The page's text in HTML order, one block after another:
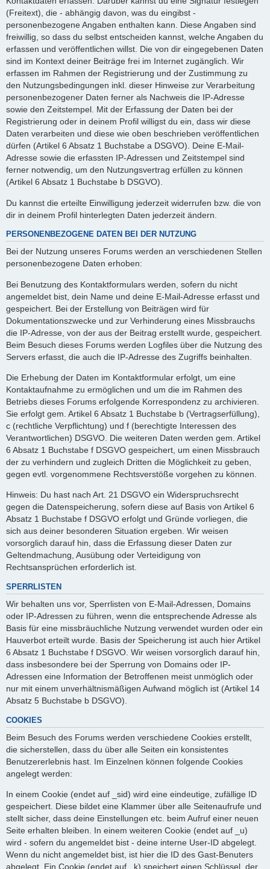
(Freitext), die - abhängig davon, was du eingibst -
personenbezogene Angaben enthalten kann. Diese Angaben sind
freiwillig, so dass du selbst entscheiden kannst, welche Angaben du
erfassen und veröffentlichen willst. Die von dir eingegebenen Daten
sind im Kontext deiner Beiträge frei im Internet zugänglich. Wir
erfassen im Rahmen der Registrierung und der Zustimmung zu
den Nutzungsbedingungen inkl. dieser Hinweise zur Verarbeitung
personenbezogener Daten ferner als Nachweis die IP-Adresse
sowie den Zeitstempel. Mit der Erfassung der Daten bei der
Registrierung oder in deinem Profil willigst du ein, dass wir diese
Daten verarbeiten und diese wie oben beschrieben veröffentlichen
dürfen (Artikel 6 Absatz 1 Buchstabe a DSGVO). Deine E-Mail-
Adresse sowie die erfassten IP-Adressen und Zeitstempel sind
ferner notwendig, um den Nutzungsvertrag erfüllen zu können
(Artikel 6 Absatz 1 Buchstabe b DSGVO).
Du kannst die erteilte Einwilligung jederzeit widerrufen bzw. die von
dir in deinem Profil hinterlegten Daten jederzeit ändern.
PERSONENBEZOGENE DATEN BEI DER NUTZUNG
Bei der Nutzung unseres Forums werden an verschiedenen Stellen
personenbezogene Daten erhoben:
Bei Benutzung des Kontaktformulars werden, sofern du nicht
angemeldet bist, dein Name und deine E-Mail-Adresse erfasst und
gespeichert. Bei der Erstellung von Beiträgen wird für
Dokumentationszwecke und zur Verhinderung eines Missbrauchs
die IP-Adresse, von der aus der Beitrag erstellt wurde, gespeichert.
Beim Besuch dieses Forums werden Logfiles über die Nutzung des
Servers erfasst, die auch die IP-Adresse des Zugriffs beinhalten.
Die Erhebung der Daten im Kontaktformular erfolgt, um eine
Kontaktaufnahme zu ermöglichen und um die im Rahmen des
Betriebs dieses Forums erfolgende Korrespondenz zu archivieren.
Sie erfolgt gem. Artikel 6 Absatz 1 Buchstabe b (Vertragserfüllung),
c (rechtliche Verpflichtung) und f (berechtigte Interessen des
Verantwortlichen) DSGVO. Die weiteren Daten werden gem. Artikel
6 Absatz 1 Buchstabe f DSGVO gespeichert, um einen Missbrauch
der zu verhindern und zugleich Dritten die Möglichkeit zu geben,
gegen evtl. vorgenommene Rechtsverstöße vorgehen zu können.
Hinweis: Du hast nach Art. 21 DSGVO ein Widerspruchsrecht
gegen die Datenspeicherung, sofern diese auf Basis von Artikel 6
Absatz 1 Buchstabe f DSGVO erfolgt und Gründe vorliegen, die
sich aus deiner besonderen Situation ergeben. Wir weisen
vorsorglich darauf hin, dass die Erfassung dieser Daten zur
Geltendmachung, Ausübung oder Verteidigung von
Rechtsansprüchen erforderlich ist.
SPERRLISTEN
Wir behalten uns vor, Sperrlisten von E-Mail-Adressen, Domains
oder IP-Adressen zu führen, wenn die entsprechende Adresse als
Basis für eine missbräuchliche Nutzung verwendet wurden oder ein
Hauverbot erteilt wurde. Basis der Speicherung ist auch hier Artikel
6 Absatz 1 Buchstabe f DSGVO. Wir weisen vorsorglich darauf hin,
dass insbesondere bei der Sperrung von Domains oder IP-
Adressen eine Information der Betroffenen meist unmöglich oder
nur mit einem unverhältnismäßigen Aufwand möglich ist (Artikel 14
Absatz 5 Buchstabe b DSGVO).
COOKIES
Beim Besuch des Forums werden verschiedene Cookies erstellt,
die sicherstellen, dass du über alle Seiten ein konsistentes
Benutzererlebnis hast. Im Einzelnen können folgende Cookies
angelegt werden:
In einem Cookie (endet auf _sid) wird eine eindeutige, zufällige ID
gespeichert. Diese bildet eine Klammer über alle Seitenaufrufe und
stellt sicher, dass deine Einstellungen etc. beim Aufruf einer neuen
Seite erhalten bleiben. In einem weiteren Cookie (endet auf _u)
wird - sofern du angemeldet bist - deine interne User-ID abgelegt.
Wenn du nicht angemeldet bist, ist hier die ID des Gast-Benuters
abgelegt. Ein Cookie (endet auf _k) speichert einen Schlüssel, der